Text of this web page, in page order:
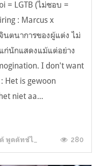
= LGTB (ไม่ชอบ =
: Marcus x
นตนาการของผู้แต่ง ไม่
ก่นักแสดงแม้แต่อย่าง
I don't want
Het is gewoon
niet aa...
ช์ไม่คล่องอ่ะ 280